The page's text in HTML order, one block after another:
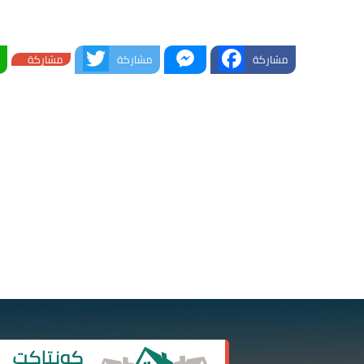
مشاركة Facebook
Messenger
مشاركة Twitterمشاركة